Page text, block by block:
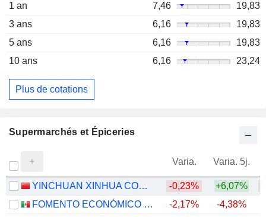
1 an
7,46
19,83
3 ans
6,16
19,83
5 ans
6,16
19,83
10 ans
6,16 23,24
Plus de cotations
Supermarchés et Épiceries
Varia. Varia. 5j.
YINCHUAN XINHUA COMMERCIAL (GROUP) CO., LTD. -0,23% +6,07%
FOMENTO ECONÓMICO MEXICANO, S.A.B. DE C.V.
-2,17% -4,38%